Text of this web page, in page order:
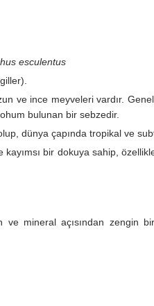
esculentus
ve ince meyveleri vardır.
bulunan bir sebzedir.
dünya çapında tropikal ve
kayımsı bir dokuya sahip,
ve mineral açısından zengin